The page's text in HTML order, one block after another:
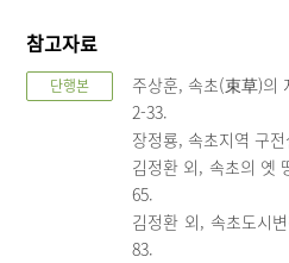
참고자료
단행본
주상훈, 속초(束草)의
2-33.
장정룡, 속초지역 구
김정환 외, 속초의 옛
65.
김정환 외, 속초도시
83.